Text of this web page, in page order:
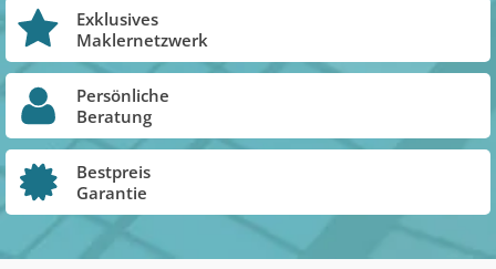
Exklusives
Maklernetzwerk
Persönliche
Beratung
Bestpreis
Garantie